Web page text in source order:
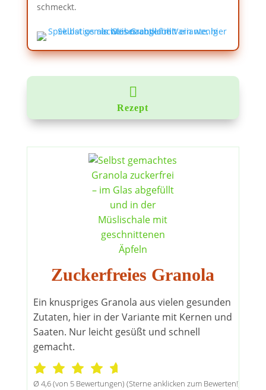
schmeckt.

Rezept
Zuckerfreies Granola
Ein knuspriges Granola aus vielen gesunden
Zutaten, hier in der Variante mit Kernen und
Saaten. Nur leicht gesüßt und schnell
gemacht.
Ø 4,6(von 5Bewertungen) (Sterne anklicken zum Bewerten!)